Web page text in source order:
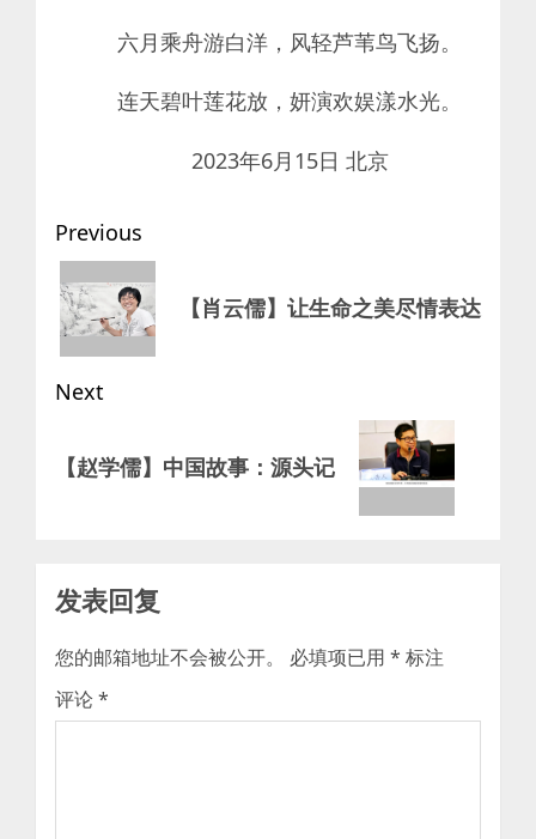
六月乘舟游白洋，风轻芦苇鸟飞扬。
连天碧叶莲花放，妍演欢娱漾水光。
2023年6月15日 北京
Post
navigation
Previous
Previous
post:
【肖云儒】让生命之美尽情表达
Next
post:
【赵学儒】中国故事：源头记
发表回复
您的邮箱地址不会被公开。 必填项已用 * 标注
评论*